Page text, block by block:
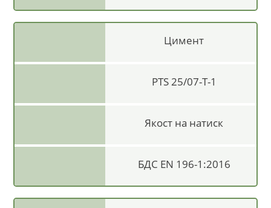
Цимент
PTS 25/07-T-1
Якост на натиск
БДС EN 196-1:2016